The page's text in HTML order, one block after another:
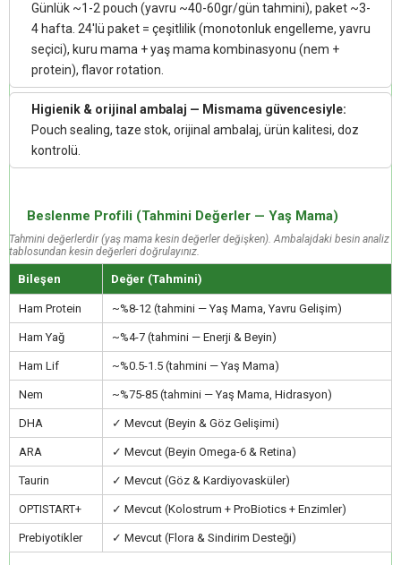
Günlük ~1-2 pouch (yavru ~40-60gr/gün tahmini), paket ~3-
4 hafta. 24'lü paket = çeşitlilik (monotonluk engelleme, yavru
seçici), kuru mama + yaş mama kombinasyonu (nem +
protein), flavor rotation.
Higienik & orijinal ambalaj — Mismama güvencesiyle:
Pouch sealing, taze stok, orijinal ambalaj, ürün kalitesi, doz
kontrolü.
Beslenme Profili (Tahmini Değerler — Yaş Mama)
Tahmini değerlerdir (yaş mama kesin değerler değişken). Ambalajdaki besin analiz
tablosundan kesin değerleri doğrulayınız.
Bileşen Değer (Tahmini)
Ham Protein ~%8-12 (tahmini — Yaş Mama, Yavru Gelişim)
Ham Yağ ~%4-7 (tahmini — Enerji & Beyin)
Ham Lif ~%0.5-1.5 (tahmini — Yaş Mama)
Nem ~%75-85 (tahmini — Yaş Mama, Hidrasyon)
DHA ✓ Mevcut (Beyin & Göz Gelişimi)
ARA ✓ Mevcut (Beyin Omega-6 & Retina)
Taurin ✓ Mevcut (Göz & Kardiyovasküler)
OPTISTART+ ✓ Mevcut (Kolostrum + ProBiotics + Enzimler)
Prebiyotikler ✓ Mevcut (Flora & Sindirim Desteği)